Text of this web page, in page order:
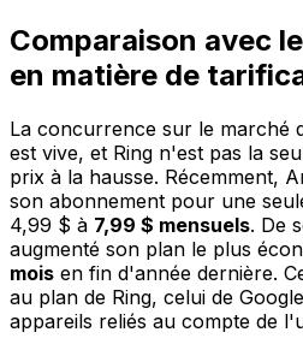
Comparaison avec
en matière de
La concurrence sur le marché
est vive, et Ring n'est pas la
prix à la hausse. Récemment,
son abonnement pour une
4,99 $ à 7,99 $ mensuels. De
augmenté son plan le plus
mois en fin d'année dernière.
au plan de Ring, celui de
appareils reliés au compte de